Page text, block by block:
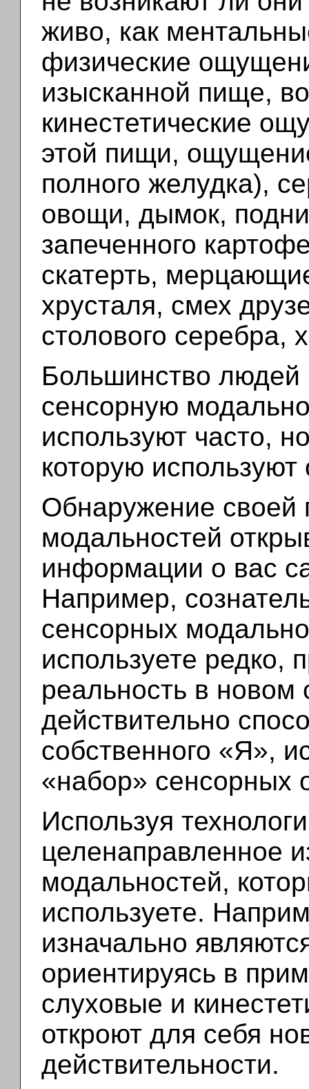
живо, как
физические
изысканной пище,
кинестетические
этой пищи,
полного желудка),
овощи, дымок,
запеченного
скатерть,
хрусталя, смех
столового серебра,
Большинство
сенсорную
используют часто,
которую используют
Обнаружение своей
модальностей
информации о вас
Например,
сенсорных
используете редко,
реальность в новом
действительно
собственного «Я»,
«набор» сенсорных
Используя
целенаправленное
модальностей,
используете.
изначально
ориентируясь в
слуховые и
откроют для себя
действительности.